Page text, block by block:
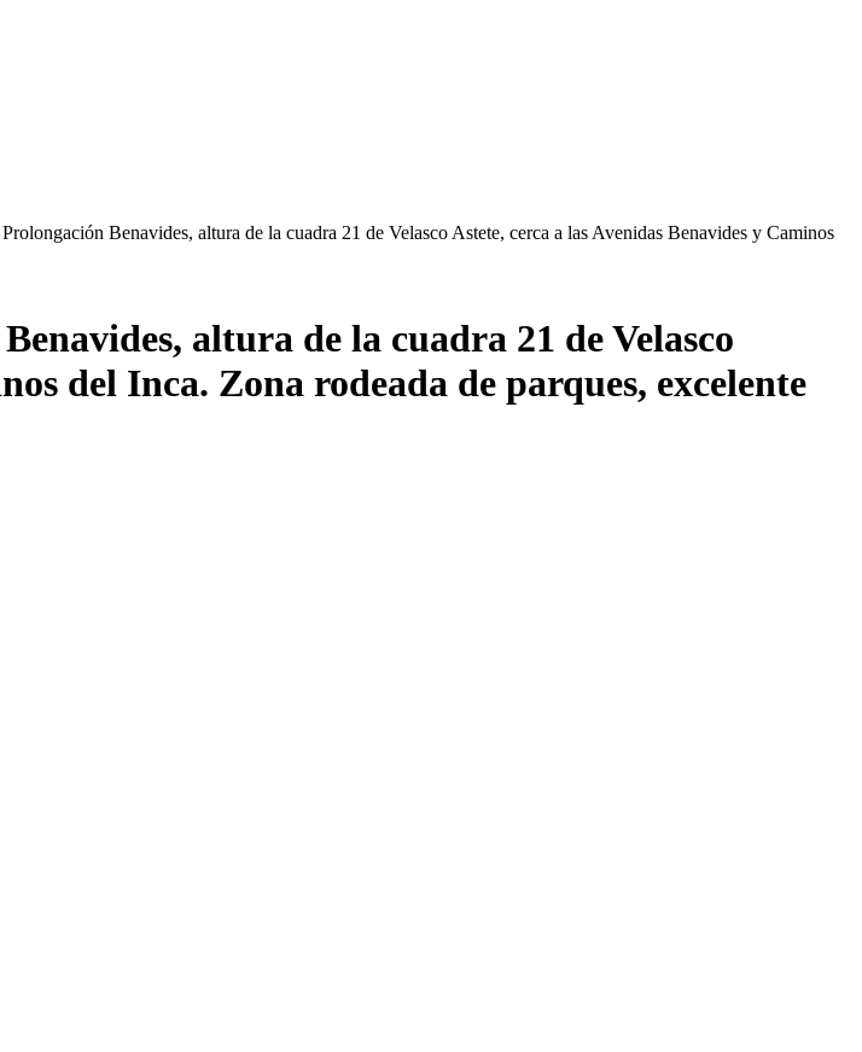
Benavides, altura de la cuadra 21 de Velasco Astete, cerca a las Avenidas Benavides y Caminos
altura de la cuadra 21 de Velasco
del Inca. Zona rodeada de parques, excelente